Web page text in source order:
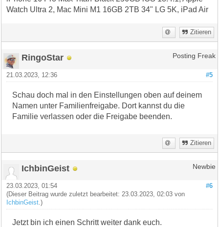
Watch Ultra 2, Mac Mini M1 16GB 2TB 34" LG 5K, iPad Air
Zitieren
RingoStar Posting Freak
#5
21.03.2023, 12:36
Schau doch mal in den Einstellungen oben auf deinem
Namen unter Familienfreigabe. Dort kannst du die
Familie verlassen oder die Freigabe beenden.
Zitieren
IchbinGeist Newbie
#6
23.03.2023, 01:54
(Dieser Beitrag wurde zuletzt bearbeitet: 23.03.2023, 02:03 von
IchbinGeist.)
Jetzt bin ich einen Schritt weiter dank euch.